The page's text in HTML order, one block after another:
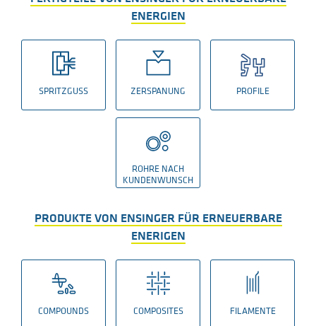
ENERGIEN
SPRITZGUSS ZERSPANUNG PROFILE
ROHRE NACH
KUNDENWUNSCH
PRODUKTE VON ENSINGER FÜR ERNEUERBARE
ENERIGEN
COMPOUNDS COMPOSITES FILAMENTE